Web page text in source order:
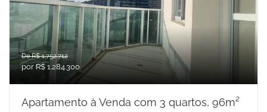
De R$ 1.752.712
por R$ 1.284.300
Apartamento à Venda com 3 quartos, 96m²